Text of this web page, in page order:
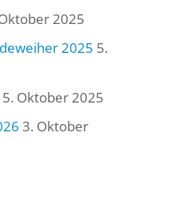
2025
2025 5.
5. Oktober 2025
3. Oktober